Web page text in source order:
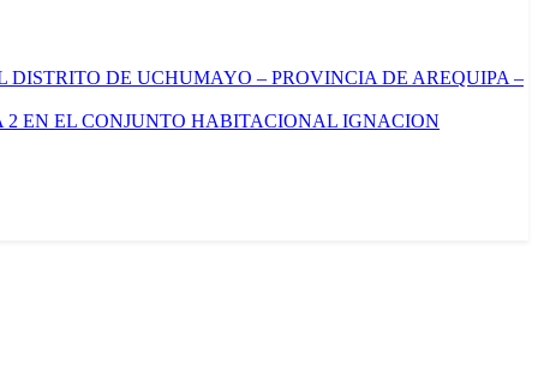
DISTRITO DE UCHUMAYO – PROVINCIA DE AREQUIPA –
EN EL CONJUNTO HABITACIONAL IGNACION